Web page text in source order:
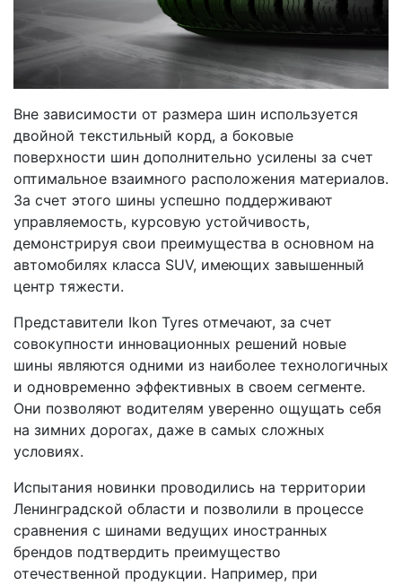
Вне зависимости от размера шин используется
двойной текстильный корд, а боковые
поверхности шин дополнительно усилены за счет
оптимальное взаимного расположения материалов.
За счет этого шины успешно поддерживают
управляемость, курсовую устойчивость,
демонстрируя свои преимущества в основном на
автомобилях класса SUV, имеющих завышенный
центр тяжести.
Представители Ikon Tyres отмечают, за счет
совокупности инновационных решений новые
шины являются одними из наиболее технологичных
и одновременно эффективных в своем сегменте.
Они позволяют водителям уверенно ощущать себя
на зимних дорогах, даже в самых сложных
условиях.
Испытания новинки проводились на территории
Ленинградской области и позволили в процессе
сравнения с шинами ведущих иностранных
брендов подтвердить преимущество
отечественной продукции. Например, при